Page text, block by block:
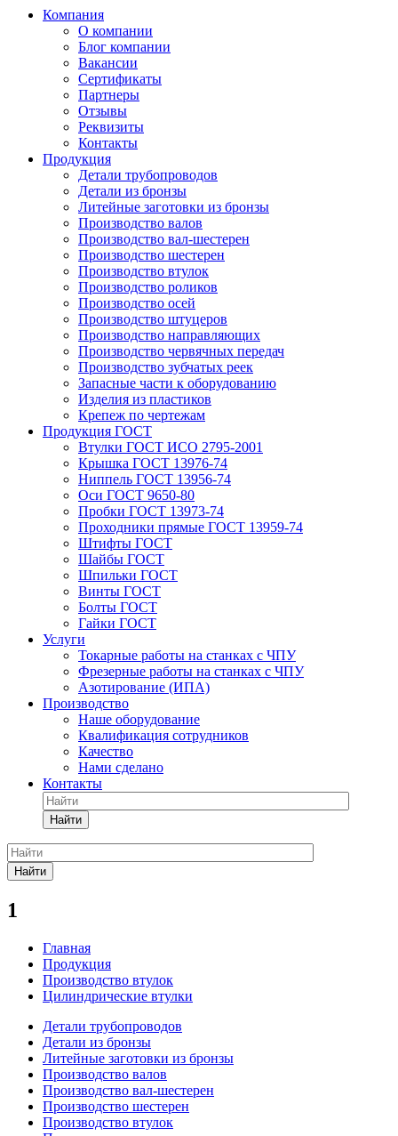
Компания
О компании
Блог компании
Вакансии
Сертификаты
Партнеры
Отзывы
Реквизиты
Контакты
Продукция
Детали трубопроводов
Детали из бронзы
Литейные заготовки из бронзы
Производство валов
Производство вал-шестерен
Производство шестерен
Производство втулок
Производство роликов
Производство осей
Производство штуцеров
Производство направляющих
Производство червячных передач
Производство зубчатых реек
Запасные части к оборудованию
Изделия из пластиков
Крепеж по чертежам
Продукция ГОСТ
Втулки ГОСТ ИСО 2795-2001
Крышка ГОСТ 13976-74
Ниппель ГОСТ 13956-74
Оси ГОСТ 9650-80
Пробки ГОСТ 13973-74
Проходники прямые ГОСТ 13959-74
Штифты ГОСТ
Шайбы ГОСТ
Шпильки ГОСТ
Винты ГОСТ
Болты ГОСТ
Гайки ГОСТ
Услуги
Токарные работы на станках с ЧПУ
Фрезерные работы на станках с ЧПУ
Азотирование (ИПА)
Производство
Наше оборудование
Квалификация сотрудников
Качество
Нами сделано
Контакты
Найти
Найти
1
Главная
Продукция
Производство втулок
Цилиндрические втулки
Детали трубопроводов
Детали из бронзы
Литейные заготовки из бронзы
Производство валов
Производство вал-шестерен
Производство шестерен
Производство втулок